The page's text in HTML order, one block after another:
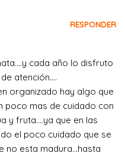
RESPONDER
cada año lo disfruto
atención….
organizado hay algo que
poco mas de cuidado con
y fruta….ya que en las
el poco cuidado que se
no esta madura…hasta